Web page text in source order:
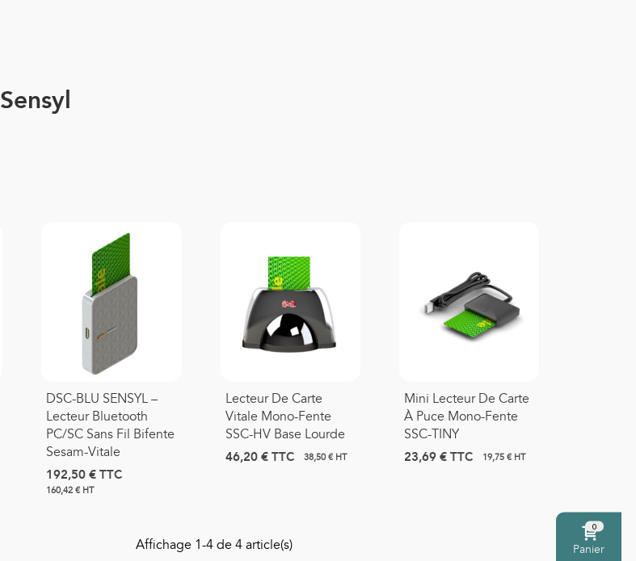
Sensyl
DSC-BLU SENSYL –
Lecteur Bluetooth
PC/SC Sans Fil Bifente
Sesam-Vitale
192,50 €TTC
160,42 € HT
Lecteur De Carte
Vitale Mono-Fente
SSC-HV Base Lourde
46,20 €TTC 38,50 € HT
Mini Lecteur De Carte
À Puce Mono-Fente
SSC-TINY
23,69 €TTC 19,75 € HT
Affichage 1-4 de 4 article(s) Panier
0